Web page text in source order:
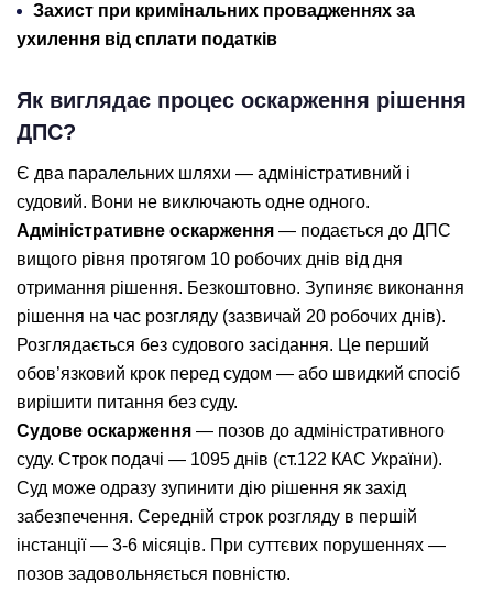
Захист при кримінальних провадженнях за
ухилення від сплати податків
Як виглядає процес оскарження рішення
ДПС?
Є два паралельних шляхи — адміністративний і
судовий. Вони не виключають одне одного.
Адміністративне оскарження — подається до ДПС
вищого рівня протягом 10 робочих днів від дня
отримання рішення. Безкоштовно. Зупиняє виконання
рішення на час розгляду (зазвичай 20 робочих днів).
Розглядається без судового засідання. Це перший
обов’язковий крок перед судом — або швидкий спосіб
вирішити питання без суду.
Судове оскарження — позов до адміністративного
суду. Строк подачі — 1095 днів (ст.122 КАС України).
Суд може одразу зупинити дію рішення як захід
забезпечення. Середній строк розгляду в першій
інстанції — 3-6 місяців. При суттєвих порушеннях —
позов задовольняється повністю.